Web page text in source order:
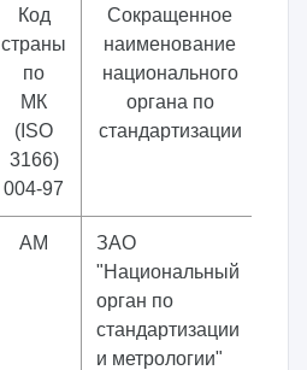
Код
страны
по
МК
(ISO
3166)
004-97
Сокращенное
наименование
национального
органа по
стандартизации
AM
ЗАО
"Национальный
орган по
стандартизации
и метрологии"